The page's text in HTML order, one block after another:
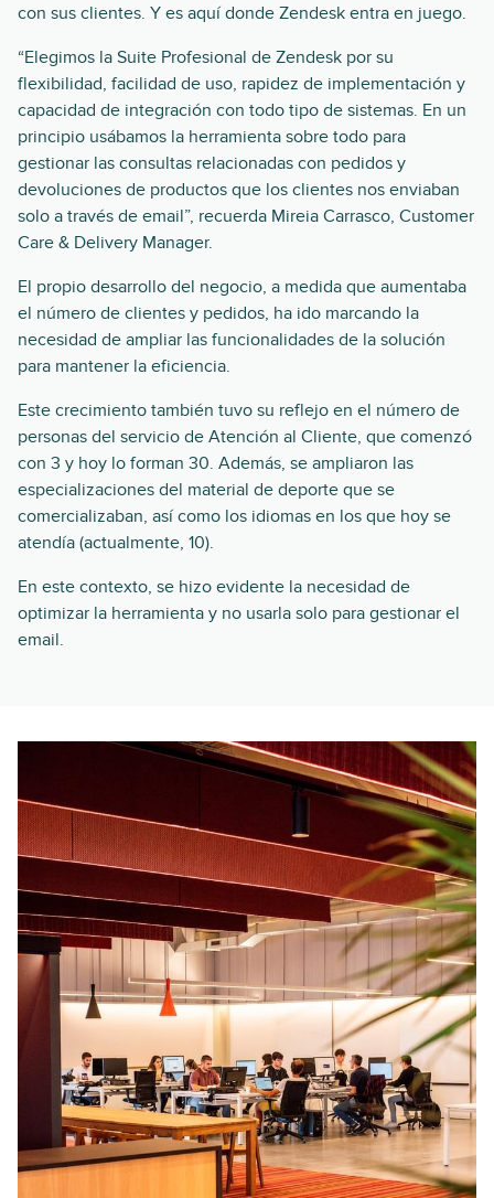
con sus clientes. Y es aquí donde Zendesk entra en juego.
“Elegimos la Suite Profesional de Zendesk por su
flexibilidad, facilidad de uso, rapidez de implementación y
capacidad de integración con todo tipo de sistemas. En un
principio usábamos la herramienta sobre todo para
gestionar las consultas relacionadas con pedidos y
devoluciones de productos que los clientes nos enviaban
solo a través de email”, recuerda Mireia Carrasco, Customer
Care & Delivery Manager.
El propio desarrollo del negocio, a medida que aumentaba
el número de clientes y pedidos, ha ido marcando la
necesidad de ampliar las funcionalidades de la solución
para mantener la eficiencia.
Este crecimiento también tuvo su reflejo en el número de
personas del servicio de Atención al Cliente, que comenzó
con 3 y hoy lo forman 30. Además, se ampliaron las
especializaciones del material de deporte que se
comercializaban, así como los idiomas en los que hoy se
atendía (actualmente, 10).
En este contexto, se hizo evidente la necesidad de
optimizar la herramienta y no usarla solo para gestionar el
email.